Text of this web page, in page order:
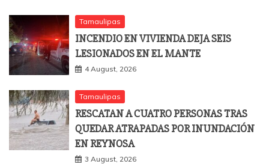
Tamaulipas
INCENDIO EN VIVIENDA DEJA SEIS
LESIONADOS EN EL MANTE
4 August, 2026
Tamaulipas
RESCATAN A CUATRO PERSONAS TRAS
QUEDAR ATRAPADAS POR INUNDACIÓN
EN REYNOSA
3 August, 2026